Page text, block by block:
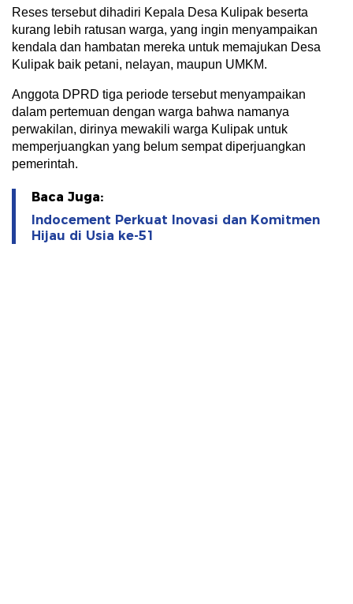
Reses tersebut dihadiri Kepala Desa Kulipak beserta
kurang lebih ratusan warga, yang ingin menyampaikan
kendala dan hambatan mereka untuk memajukan Desa
Kulipak baik petani, nelayan, maupun UMKM.
Anggota DPRD tiga periode tersebut menyampaikan
dalam pertemuan dengan warga bahwa namanya
perwakilan, dirinya mewakili warga Kulipak untuk
memperjuangkan yang belum sempat diperjuangkan
pemerintah.
Baca Juga:
Indocement Perkuat Inovasi dan Komitmen
Hijau di Usia ke-51